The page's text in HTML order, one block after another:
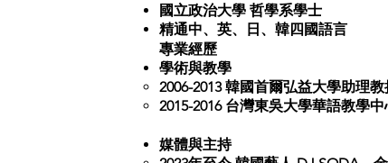
國立政治大學 哲學系學士
精通中、英、日、韓四國語言
專業經歷
學術與教學
2006-2013 韓國首爾弘益大學助理
2015-2016 台灣東吳大學華語教學
媒體與主持